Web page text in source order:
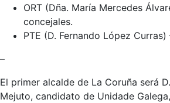
ORT (Dña. María Mercedes
concejales.
PTE (D. Fernando López
–
El primer alcalde de La Coruña será
Mejuto, candidato de Unidade